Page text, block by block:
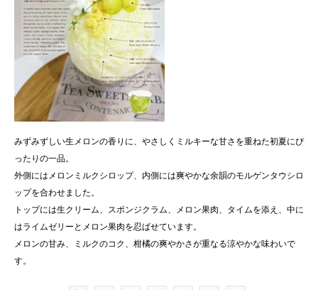
みずみずしい生メロンの香りに、やさしくミルキーな甘さを重ねた初夏にぴ
ったりの一品。
外側にはメロンミルクシロップ、内側には爽やかな余韻のモルゲンタウシロ
ップを合わせました。
トップには生クリーム、スポンジクラム、メロン果肉、タイムを添え、中に
はライムゼリーとメロン果肉を忍ばせています。
メロンの甘み、ミルクのコク、柑橘の爽やかさが重なる涼やかな味わいで
す。